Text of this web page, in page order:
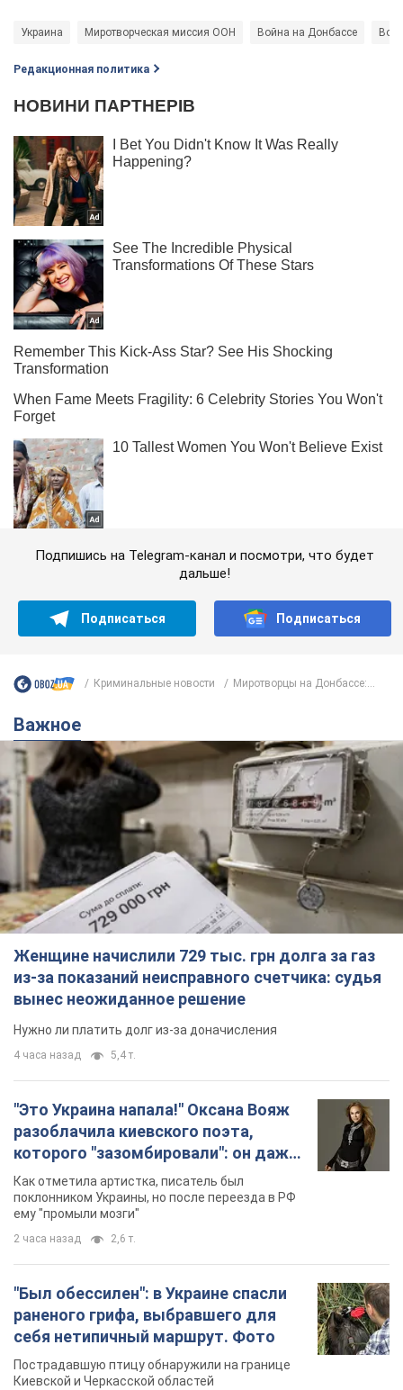
Украина Миротворческая миссия ООН Война на Донбассе
Редакционная политика
Подпишись на Telegram-канал и посмотри, что будет
дальше!
Подписаться Подписаться
Криминальные новости Миротворцы на Донбассе:...
Важное
Женщине начислили 729 тыс. грн долга за газ
из-за показаний неисправного счетчика: судья
вынес неожиданное решение
Нужно ли платить долг из-за доначисления
4 часа назад 5,4 т.
"Это Украина напала!" Оксана Вояж
разоблачила киевского поэта,
которого "зазомбировали": он даже
русского не знал, а теперь хочет
геноцида украинцев
Как отметила артистка, писатель был
поклонником Украины, но после переезда в РФ
ему "промыли мозги"
2 часа назад 2,6 т.
"Был обессилен": в Украине спасли
раненого грифа, выбравшего для
себя нетипичный маршрут. Фото
Пострадавшую птицу обнаружили на границе
Киевской и Черкасской областей